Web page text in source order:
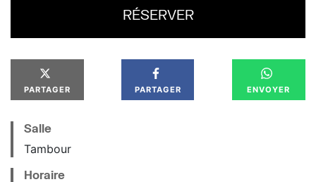
RÉSERVER
PARTAGER PARTAGER ENVOYER
Salle
Tambour
Horaire